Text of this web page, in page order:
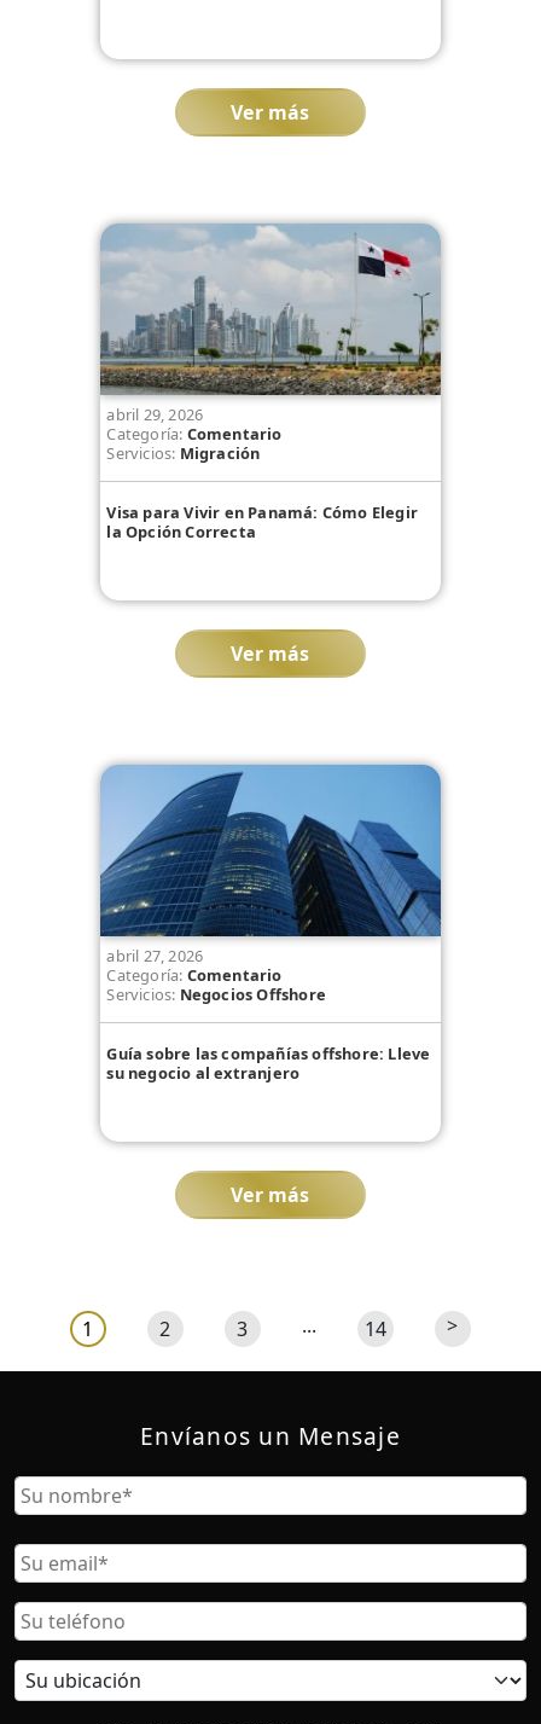
Ver más
abril 29, 2026
Categoría: Comentario
Servicios: Migración
Visa para Vivir en Panamá: Cómo Elegir
la Opción Correcta
Ver más
abril 27, 2026
Categoría: Comentario
Servicios: Negocios Offshore
Guía sobre las compañías offshore: Lleve
su negocio al extranjero
Ver más
1 2 3 ... 14 >
Envíanos un Mensaje
Nombre
Correo
Electrónico
Teléfono
Ubicación
actual: